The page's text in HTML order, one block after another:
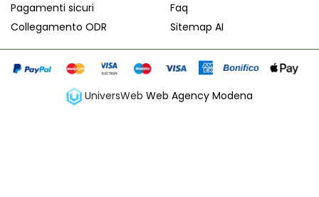
Pagamenti sicuri
Collegamento ODR
Faq
Sitemap AI
UniversWeb Web Agency Modena